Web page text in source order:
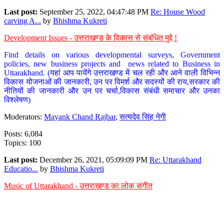
Last post: September 25, 2022, 04:47:48 PM Re: House Wood
carving A... by Bhishma Kukreti
Development Issues - उत्तराखण्ड के विकास से संबंधित मुद्दे !
Find details on various developmental surveys, Government
policies, new business projects and news related to Business in
Uttarakhand. (यहां आप पायेंगे उत्तराखण्ड में चल रही और आने वाली विभिन्न
विकास योजनाओं की जानकारी, उन पर विमर्श और सदस्यों की राय,सरकार की
नीतियों की जानकारी और उन पर चर्चा,विकास संबंधी समाचार और उनका
विश्लेषण)
Moderators: Mayank Chand Rajbar,सत्यदेव सिंह नेगी
Posts: 6,084
Topics: 100
Last post: December 26, 2021, 05:09:09 PM Re: Uttarakhand
Educatio... by Bhishma Kukreti
Music of Uttarakhand - उत्तराखण्ड का लोक संगीत